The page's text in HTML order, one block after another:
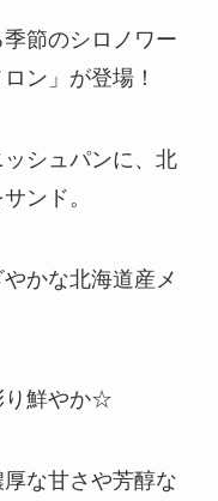
節のシロノワー
ン」が登場！
シュパンに、北
ンド。
かな北海道産メ
り鮮やか☆
な甘さや芳醇な